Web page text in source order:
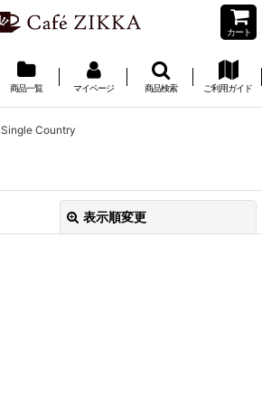
カート
商品一覧 マイページ 商品検索 ご利用ガイド
Single Country
表示順変更